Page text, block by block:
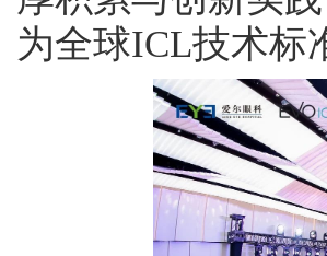
为全球ICL技术标